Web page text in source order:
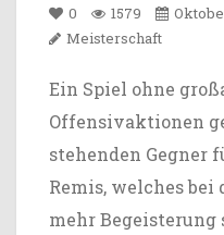
0 1579
Meisterschaft
Ein Spiel ohne
Offensivaktionen
stehenden Gegner
Remis, welches
mehr Begeisterung